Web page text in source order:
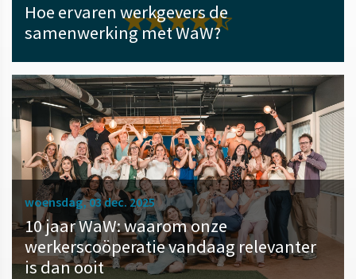
Hoe ervaren werkgevers de
samenwerking met WaW?
woensdag, 03 dec. 2025
10 jaar WaW: waarom onze
werkerscoöperatie vandaag relevanter
is dan ooit